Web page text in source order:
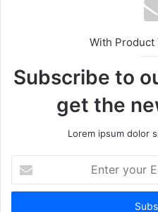
With Product
Subscribe to
get the
Lorem ipsum dolor
your
Email